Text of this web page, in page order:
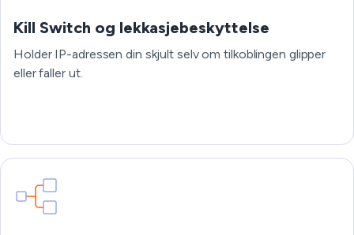
Kill Switch og lekkasjebeskyttelse
Holder IP-adressen din skjult selv om tilkoblingen glipper
eller faller ut.